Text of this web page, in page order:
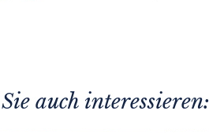
auch interessieren: